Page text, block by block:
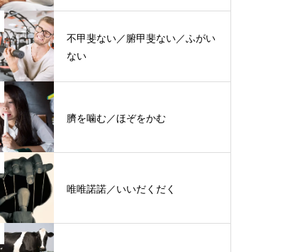
不甲斐ない／腑甲斐ない／ふがい
ない
臍を噛む／ほぞをかむ
唯唯諾諾／いいだくだく